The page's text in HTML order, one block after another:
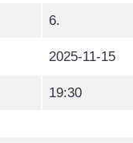
6.
2025-11-15
19:30